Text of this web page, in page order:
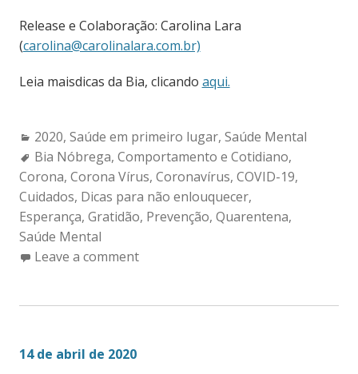
Release e Colaboração: Carolina Lara
(carolina@carolinalara.com.br)
Leia maisdicas da Bia, clicando aqui.
Categories:
2020, Saúde em primeiro lugar, Saúde Mental
Tags:
Bia Nóbrega, Comportamento e Cotidiano,
Corona, Corona Vírus, Coronavírus, COVID-19,
Cuidados, Dicas para não enlouquecer,
Esperança, Gratidão, Prevenção, Quarentena,
Saúde Mental
Leave a comment
14 de abril de 2020